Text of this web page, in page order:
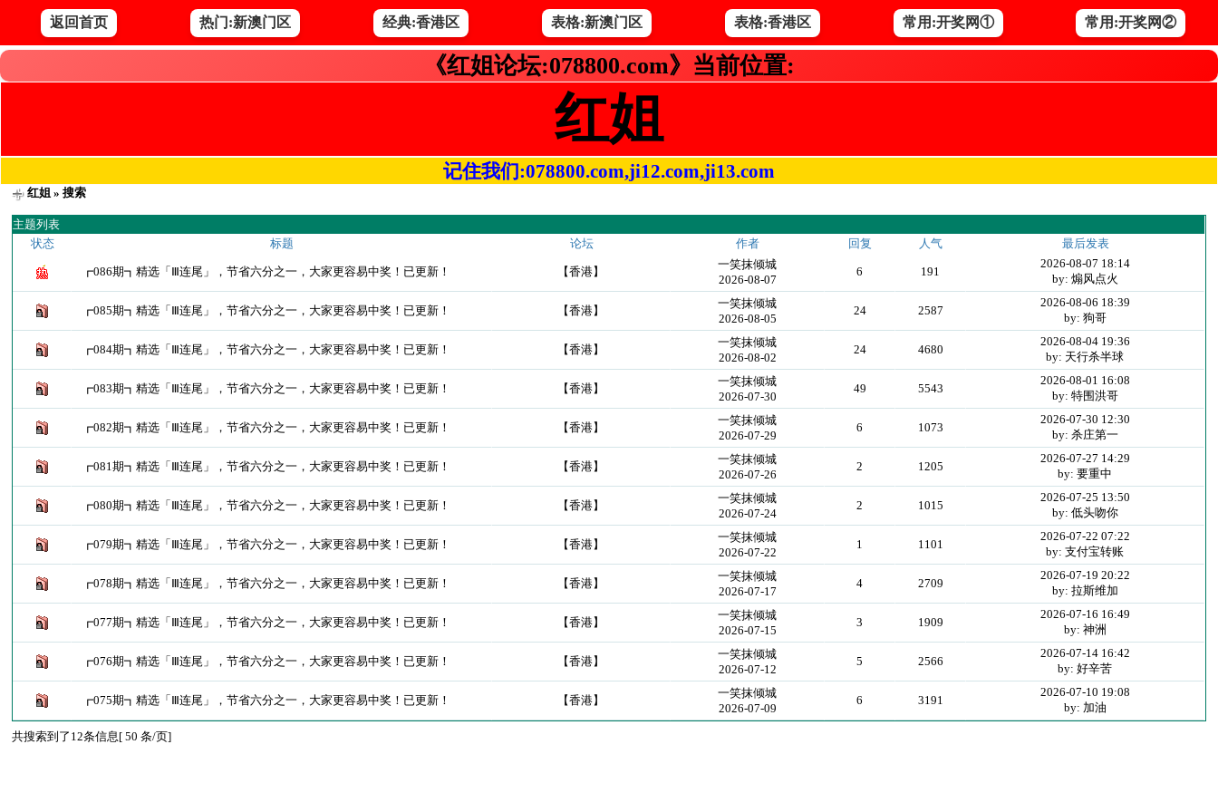
返回首页 热门:新澳门区 经典:香港区 表格:新澳门区 表格:香港区 常用:开奖网① 常用:开奖网②
《红姐论坛:078800.com》当前位置:
红姐
记住我们:078800.com,ji12.com,ji13.com
红姐 » 搜索
主题列表
状态
标题 论坛 作者 回复 人气 最后发表
┏086期┓精选「Ⅲ连尾」，节省六分之一，大家更容易中奖！已更新！ 【香港】
一笑抹倾城
2026-08-07
6 191
2026-08-07 18:14
by: 煽风点火
┏085期┓精选「Ⅲ连尾」，节省六分之一，大家更容易中奖！已更新！ 【香港】
一笑抹倾城
2026-08-05
24 2587
2026-08-06 18:39
by: 狗哥
┏084期┓精选「Ⅲ连尾」，节省六分之一，大家更容易中奖！已更新！ 【香港】
一笑抹倾城
2026-08-02
24 4680
2026-08-04 19:36
by: 天行杀半球
┏083期┓精选「Ⅲ连尾」，节省六分之一，大家更容易中奖！已更新！ 【香港】
一笑抹倾城
2026-07-30
49 5543
2026-08-01 16:08
by: 特围洪哥
┏082期┓精选「Ⅲ连尾」，节省六分之一，大家更容易中奖！已更新！ 【香港】
一笑抹倾城
2026-07-29
6 1073
2026-07-30 12:30
by: 杀庄第一
┏081期┓精选「Ⅲ连尾」，节省六分之一，大家更容易中奖！已更新！ 【香港】
一笑抹倾城
2026-07-26
2 1205
2026-07-27 14:29
by: 要重中
┏080期┓精选「Ⅲ连尾」，节省六分之一，大家更容易中奖！已更新！ 【香港】
一笑抹倾城
2026-07-24
2 1015
2026-07-25 13:50
by: 低头吻你
┏079期┓精选「Ⅲ连尾」，节省六分之一，大家更容易中奖！已更新！ 【香港】
一笑抹倾城
2026-07-22
1 1101
2026-07-22 07:22
by: 支付宝转账
┏078期┓精选「Ⅲ连尾」，节省六分之一，大家更容易中奖！已更新！ 【香港】
一笑抹倾城
2026-07-17
4 2709
2026-07-19 20:22
by: 拉斯维加
┏077期┓精选「Ⅲ连尾」，节省六分之一，大家更容易中奖！已更新！ 【香港】
一笑抹倾城
2026-07-15
3 1909
2026-07-16 16:49
by: 神洲
┏076期┓精选「Ⅲ连尾」，节省六分之一，大家更容易中奖！已更新！ 【香港】
一笑抹倾城
2026-07-12
5 2566
2026-07-14 16:42
by: 好辛苦
┏075期┓精选「Ⅲ连尾」，节省六分之一，大家更容易中奖！已更新！ 【香港】
一笑抹倾城
2026-07-09
6 3191
2026-07-10 19:08
by: 加油
共搜索到了12条信息[ 50 条/页]